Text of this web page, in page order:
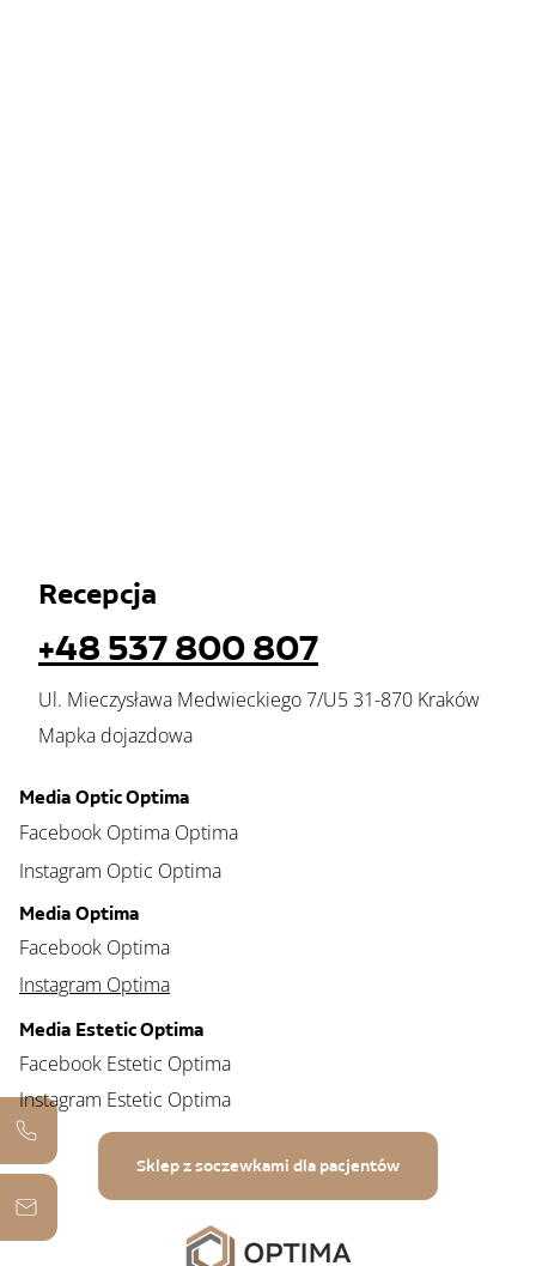
Recepcja
+48 537 800 807
Ul. Mieczysława Medwieckiego 7/U5 31-870 Kraków
Mapka dojazdowa
Media Optima
Facebook Optima
Instagram Optima
Media Optic Optima
Facebook Optima Optima
Instagram Optic Optima
Media Estetic Optima
Facebook Estetic Optima
Instagram Estetic Optima
Sklep z soczewkami dla pacjentów